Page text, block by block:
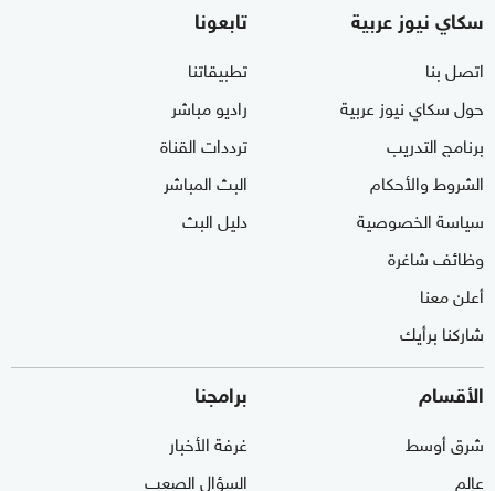
سكاي نيوز عربية
اتصل بنا
حول سكاي نيوز عربية
برنامج التدريب
الشروط والأحكام
سياسة الخصوصية
وظائف شاغرة
أعلن معنا
شاركنا برأيك
تابعونا
تطبيقاتنا
راديو مباشر
ترددات القناة
البث المباشر
دليل البث
الأقسام
شرق أوسط
عالم
برامجنا
غرفة الأخبار
السؤال الصعب